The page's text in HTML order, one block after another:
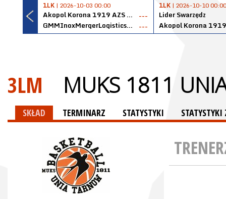
1LK | 2026-10-03 00:00
Akopol Korona 1919 AZS PK Kraków
---
GMMInoxMergerLogisticsPanteryŁańcut
---
1LK | 2026-10-10 00:00
Lider Swarzędz
3LM MUKS 1811
SKŁAD TERMINARZ STATYSTYKI